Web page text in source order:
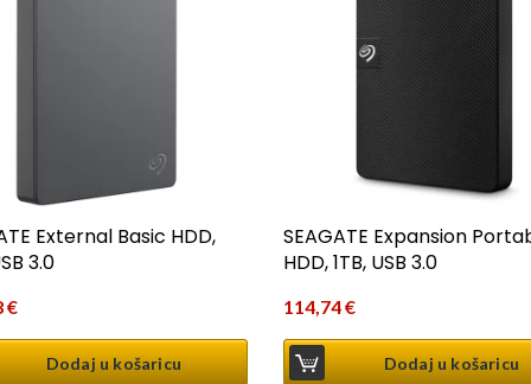
External Basic HDD,
3.0
€
Dodaj u košaricu
SEAGATE Expansion
HDD, 1TB, USB 3.0
114,74€
Dodaj u košaricu